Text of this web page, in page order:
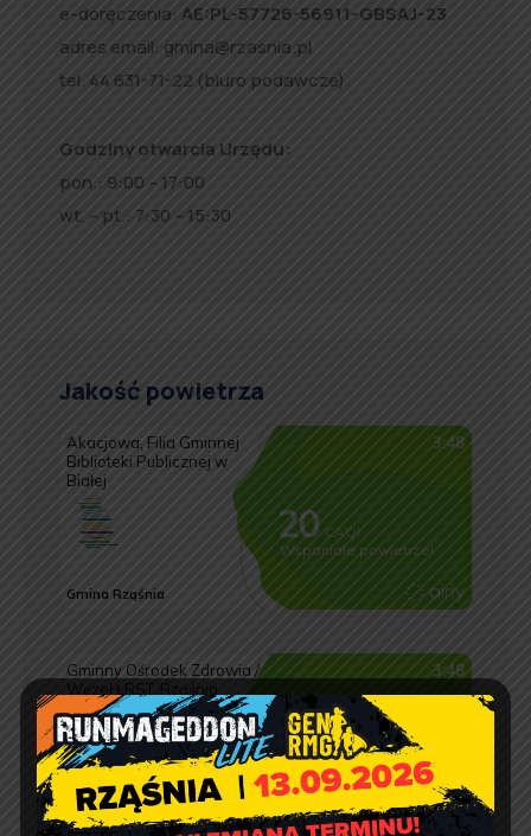
e-doręczenia: AE:PL-57726-56911-GBSAJ-23
adres email: gmina@rzasnia.pl
tel. 44 631-71-22 (biuro podawcze)
Godziny otwarcia Urzędu:
pon.: 9:00 – 17:00
wt. – pt.: 7:30 – 15:30
Jakość powietrza